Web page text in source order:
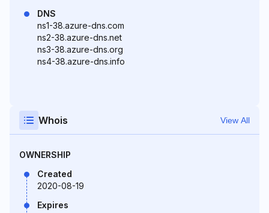
DNS
ns1-38.azure-dns.com
ns2-38.azure-dns.net
ns3-38.azure-dns.org
ns4-38.azure-dns.info
Whois View All
OWNERSHIP
Created
2020-08-19
Expires